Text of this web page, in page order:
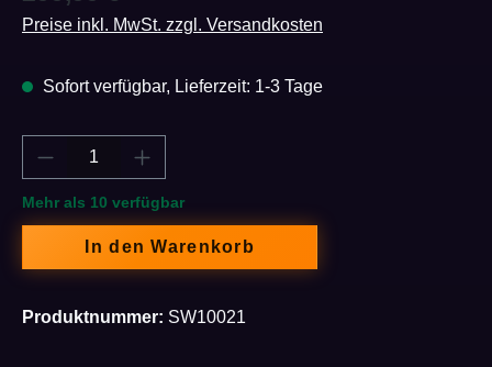
Preise inkl. MwSt. zzgl. Versandkosten
Sofort verfügbar, Lieferzeit: 1-3 Tage
Produkt Anzahl: Gib den gewünschten
Mehr als 10 verfügbar
In den Warenkorb
Produktnummer: SW10021